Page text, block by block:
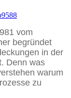
vom
begründet
in der
Denn was
warum
zu